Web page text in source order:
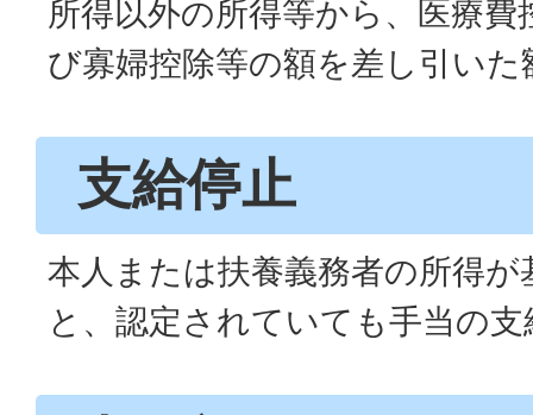
所得以外の所得等から、医療費
び寡婦控除等の額を差し引いた
支給停止
本人または扶養義務者の所得
と、認定されていても手当の